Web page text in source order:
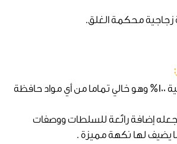
زجاجية محكمة الغلق.
يتميز بمكونات طبيعية 100% وهو خالي تماما من أي مواد حافظة
إضافة رائعة للسلطات ووصفات
يضيف لها نكهة مميزة .